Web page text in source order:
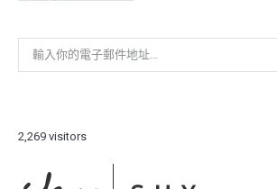
輸入你的電子郵件地址…
2,269 visitors